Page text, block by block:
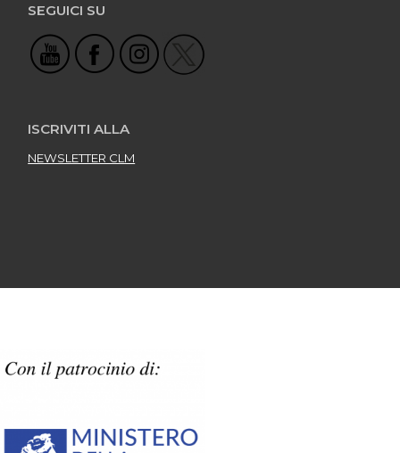
SEGUICI SU
ISCRIVITI ALLA
NEWSLETTER CLM